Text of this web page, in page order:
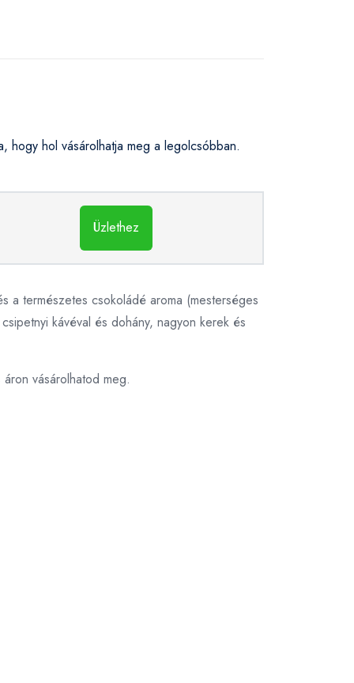
hogy hol vásárolhatja meg a legolcsóbban.
Üzlethez
a természetes csokoládé aroma (mesterséges
kávéval és dohány, nagyon kerek és
vásárolhatod meg.